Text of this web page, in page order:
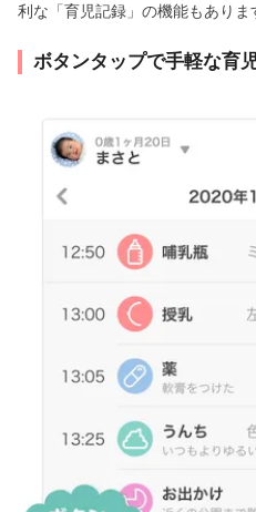
利な「育児記録」の機能もありま
ボタンタップで手軽な育